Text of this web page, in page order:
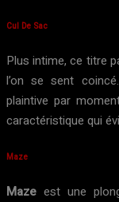
Cul De Sac
Plus intime, ce titre
l’on se sent
plaintive par
caractéristique qui
Maze
Maze est une